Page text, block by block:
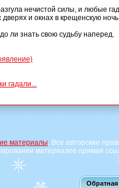
нечистой силы, и любые
и окнах в крещенскую
ли знать свою судьбу наперед.
гадали...
материалы. Все авторские
материалов прямая
Обратная